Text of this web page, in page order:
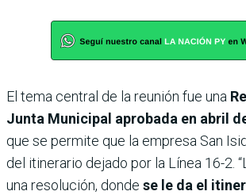
El tema central de la reunión fue una
Junta Municipal aprobada en abril
que se permite que la empresa San
del itinerario dejado por la Línea 16-2.
una resolución, donde se le da el